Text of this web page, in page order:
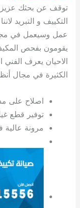
توقف عن بحثك
التكييف و التبريد
عمل وسيعمل في مجال
يقومون بفحص
الاحيان يعرف
الكثيرة في مجال
اصلاح على
توفير قطع
مرونة